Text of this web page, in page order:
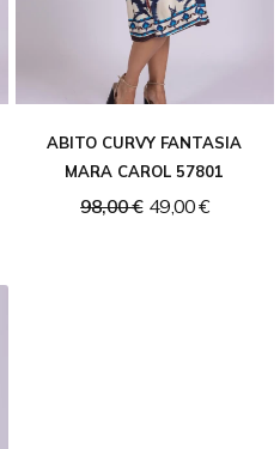
ABITO CURVY FANTASIA
MARA CAROL 57801
98,00 € 49,00 €